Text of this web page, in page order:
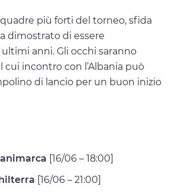
più forti del torneo, sfida
dimostrato di essere
anni. Gli occhi saranno
cui incontro con l’Albania può
di lancio per un buon inizio
[16/06 – 18:00]
[16/06 – 21:00]